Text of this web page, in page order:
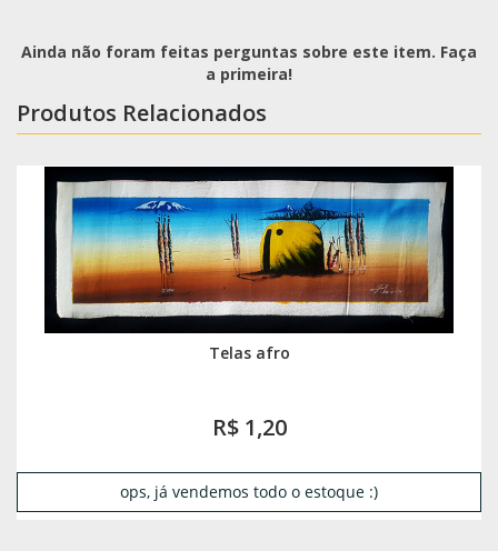
Ainda não foram feitas perguntas sobre este item. Faça
a primeira!
Produtos Relacionados
Telas afro
R$ 1,20
ops, já vendemos todo o estoque :)